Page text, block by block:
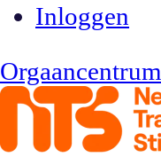
Inloggen
Orgaancentrum